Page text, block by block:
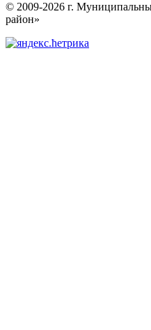
© 2009-2026 г.
район»